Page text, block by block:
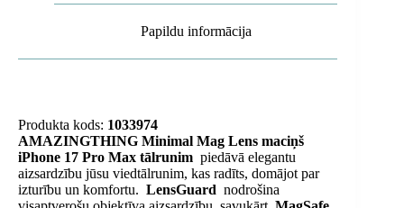
Papildu informācija
Produkta kods: 1033974
AMAZINGTHING Minimal Mag Lens maciņš
iPhone 17 Pro Max tālrunim piedāvā elegantu
aizsardzību jūsu viedtālrunim, kas radīts, domājot par
izturību un komfortu. LensGuard nodrošina